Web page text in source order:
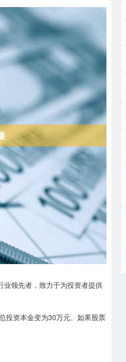
业领先者，致力于为投资者提供
投资本金变为30万元。如果股票